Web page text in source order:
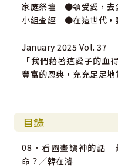
家庭祭壇 ●領受愛，去
小組查經 ●在這世代，
January 2025 Vol. 37
「我們藉著這愛子的血
豐富的恩典，充充足足
目錄
08．看圖畫讀神的話
命？／韓在濬